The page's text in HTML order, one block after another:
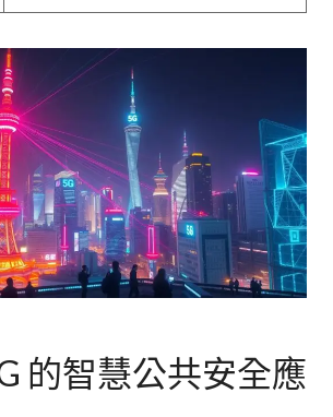
的智慧公共安全應